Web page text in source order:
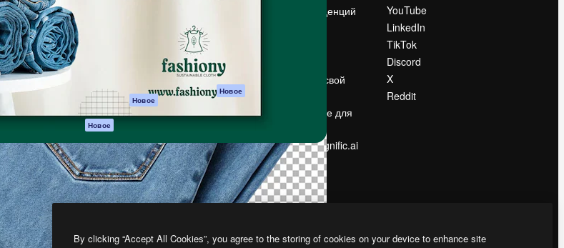
Генератор видео
ИИ
Генератор голоса
на основе ИИ
Стоковый контент
MCP для
Claude/ChatGPT
Новое
Новое
API
Мобильное
приложение
Все инструменты
Magnific
Условия и
положения
Политика
конфиденциальности
Оригиналы Новое
Центр доверия
Партнеры
Предприятие
Поиск тенденций
Продайте свой
Помещение для
Ищете magnific.ai
YouTube
LinkedIn
TikTok
Discord
X
Reddit
By clicking “Accept All Cookies”, you agree to the storing of cookies on your device to enhance site